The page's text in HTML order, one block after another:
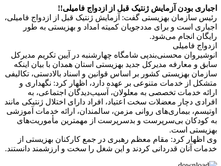
اجباری بودن آزمایش ژنتیک قبل از ازدواج فامیلی!!
رئیس سازمان بهزیستی گفت: آزمایش ژنتیک قبل از ازدواج فامیلی،
اجباری است و برای مددجویان کمیته امداد و بهزیستی به طور
رایگان انجام می‌شود.
ازدواج فامیلی
انوشیروان محسنی‌بندپی شامگاه چهارشنبه در آیین تکریم مدیرکل
سابق و معارفه مدیرکل جدید بهزیستی استان همدان با بیان اینکه
سازمان بهزیستی کشور بر اساس قوانین و اسناد بالادستی، تکالیفی
متشکل از خدمات متنوعی بر عهده دارد، اظهار کرد: نگهداری و
ارائه خدمات تخصصی به معلولان، آسیب‌دیدگان اجتماعی، به
افرادی دچار معضلات سخت اعتیاد، افراد دارای اختلال ژنتیکی مانند
اوتیسم، بیماری‌های روانی مزمن، سالمندان، ارائه خدمات آموزشی
به کودکان بی‌سرپرست و بدسرپرست از مهمترین مأموریت‌های
بهزیستی است.
وی اظهار کرد: مقام معظم رهبری در جمع کارکنان بهزیستی از
خدمات آنان قدردانی کردند و این شغل را سخت و ارزشمند دانستند.